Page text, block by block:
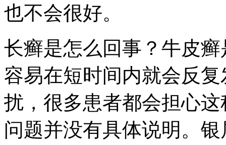
也不会很好。
长癣是怎么回事？牛皮
容易在短时间内就会反
扰，很多患者都会担心
问题并没有具体说明。